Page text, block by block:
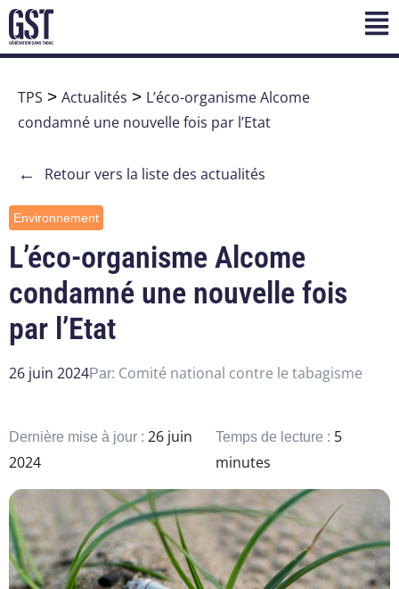
TPS > Actualités > L’éco-organisme Alcome
condamné une nouvelle fois par l’Etat
← Retour vers la liste des actualités
Environnement
L’éco-organisme Alcome
condamné une nouvelle fois
par l’Etat
26 juin 2024Par: Comité national contre le tabagisme
Dernière mise à jour : 26 juin
2024
Temps de lecture : 5
minutes